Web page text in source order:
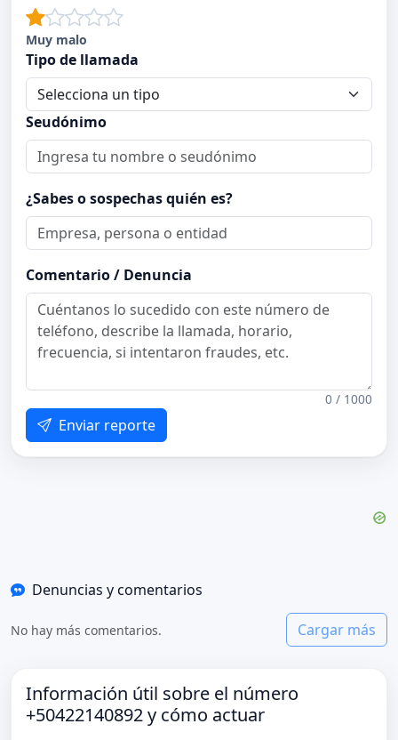
Muy malo
Tipo de llamada
Seudónimo
¿Sabes o sospechas quién es?
Comentario / Denuncia
0 / 1000
Enviar reporte
Denuncias y comentarios
No hay más comentarios. Cargar más
Información útil sobre el número
+50422140892 y cómo actuar